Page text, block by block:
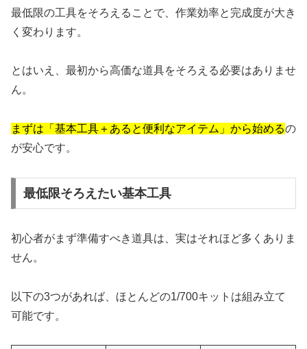
最低限の工具をそろえることで、作業効率と完成度が大き
く変わります。
とはいえ、最初から高価な道具をそろえる必要はありませ
ん。
まずは「基本工具＋あると便利なアイテム」から始めるの
が安心です。
最低限そろえたい基本工具
初心者がまず準備すべき道具は、実はそれほど多くありま
せん。
以下の3つがあれば、ほとんどの1/700キットは組み立て
可能です。